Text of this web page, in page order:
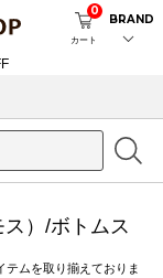
カート
0
BRAND
せ
）/ボトムス
テムを取り揃えておりま